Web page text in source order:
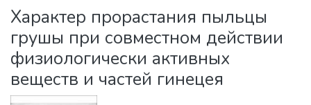
Statistics
Характер прорастания пыльцы
грушы при совместном действии
физиологически активных
веществ и частей гинецея